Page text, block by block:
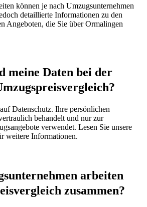
können je nach Umzugsunternehmen
detaillierte Informationen zu den
Angeboten, die Sie über Ormalingen
meine Daten bei der
Datenschutz. Ihre persönlichen
behandelt und nur zur
verwendet. Lesen Sie unsere
weitere Informationen.
arbeiten
zusammen?